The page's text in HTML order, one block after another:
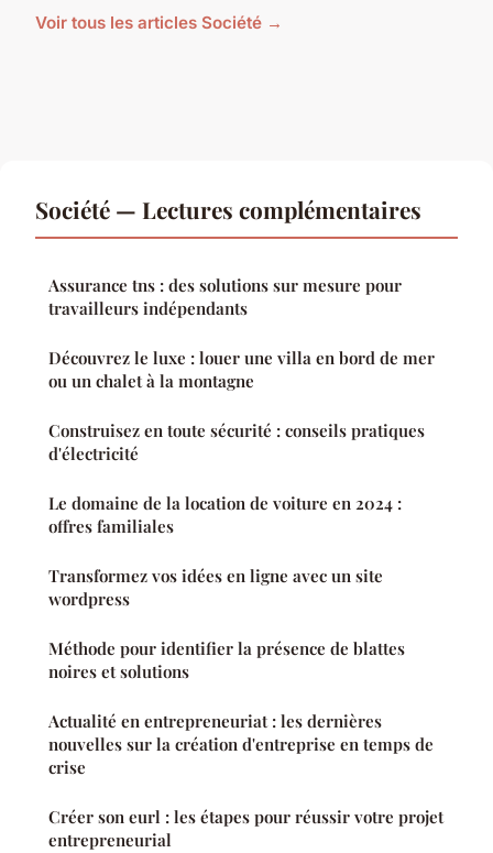
Voir tous les articles Société →
Société — Lectures complémentaires
Assurance tns : des solutions sur mesure pour
travailleurs indépendants
Découvrez le luxe : louer une villa en bord de mer
ou un chalet à la montagne
Construisez en toute sécurité : conseils pratiques
d'électricité
Le domaine de la location de voiture en 2024 :
offres familiales
Transformez vos idées en ligne avec un site
wordpress
Méthode pour identifier la présence de blattes
noires et solutions
Actualité en entrepreneuriat : les dernières
nouvelles sur la création d'entreprise en temps de
crise
Créer son eurl : les étapes pour réussir votre projet
entrepreneurial